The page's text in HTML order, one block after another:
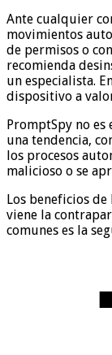
Ante cualquier
movimientos
de permisos o
recomienda
un especialista.
dispositivo a
PromptSpy no
una tendencia,
los procesos
malicioso o se
Los beneficios
viene la
comunes es la